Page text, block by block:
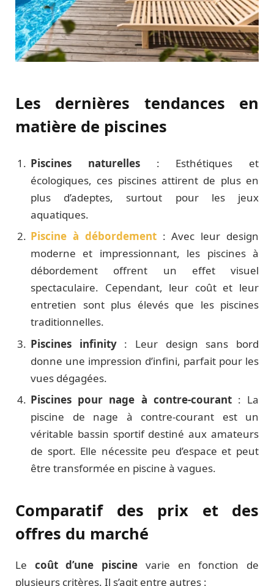
Les dernières tendances en
matière de piscines
Piscines naturelles: Esthétiques et
écologiques, ces piscines attirent de plus en
plus d’adeptes, surtout pour les jeux
aquatiques.
Piscine à débordement: Avec leur design
moderne et impressionnant, les piscines à
débordement offrent un effet visuel
spectaculaire. Cependant, leur coût et leur
entretien sont plus élevés que les piscines
traditionnelles.
Piscines infinity: Leur design sans bord
donne une impression d’infini, parfait pour les
vues dégagées.
Piscines pour nage à contre-courant: La
piscine de nage à contre-courant est un
véritable bassin sportif destiné aux amateurs
de sport. Elle nécessite peu d’espace et peut
être transformée en piscine à vagues.
Comparatif des prix et des
offres du marché
Le coût d’une piscine varie en fonction de
plusieurs critères. Il s’agit entre autres :